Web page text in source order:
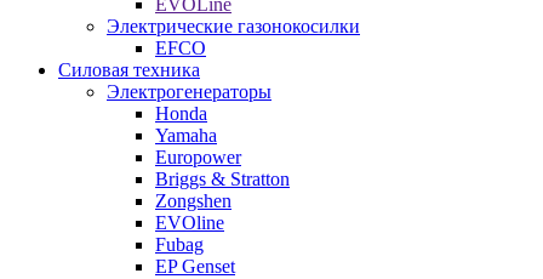
EVOLine
Электрические газонокосилки
EFCO
Силовая техника
Электрогенераторы
Honda
Yamaha
Europower
Briggs & Stratton
Zongshen
EVOline
Fubag
EP Genset